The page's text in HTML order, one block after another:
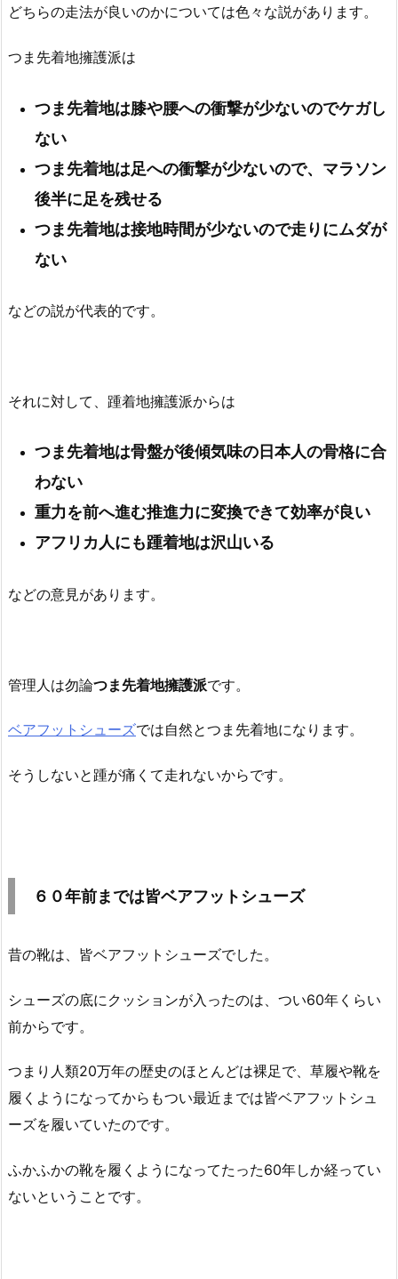
どちらの走法が良いのかについては色々な説があります。
つま先着地擁護派は
つま先着地は膝や腰への衝撃が少ないのでケガし
ない
つま先着地は足への衝撃が少ないので、マラソン
後半に足を残せる
つま先着地は接地時間が少ないので走りにムダが
ない
などの説が代表的です。
それに対して、踵着地擁護派からは
つま先着地は骨盤が後傾気味の日本人の骨格に合
わない
重力を前へ進む推進力に変換できて効率が良い
アフリカ人にも踵着地は沢山いる
などの意見があります。
管理人は勿論つま先着地擁護派です。
ベアフットシューズでは自然とつま先着地になります。
そうしないと踵が痛くて走れないからです。
６０年前までは皆ベアフットシューズ
昔の靴は、皆ベアフットシューズでした。
シューズの底にクッションが入ったのは、つい60年くらい
前からです。
つまり人類20万年の歴史のほとんどは裸足で、草履や靴を
履くようになってからもつい最近までは皆ベアフットシュ
ーズを履いていたのです。
ふかふかの靴を履くようになってたった60年しか経ってい
ないということです。